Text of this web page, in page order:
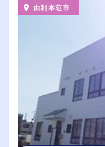
由利本荘市